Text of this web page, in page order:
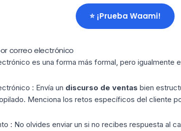
⭐️ ¡Prueba Waami!
correo electrónico
es una forma más formal, pero igualmente
: Envía un discurso de ventas bien
Menciona los retos específicos del cliente
: No olvides enviar un si no recibes respuesta al